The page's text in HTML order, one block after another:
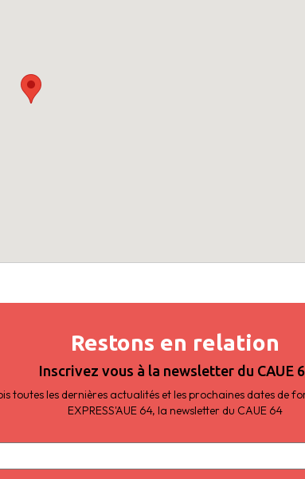
Restons en relation
Inscrivez vous à la newsletter du CAUE
toutes les dernières actualités et les prochaines dates de
EXPRESS'AUE 64, la newsletter du CAUE 64